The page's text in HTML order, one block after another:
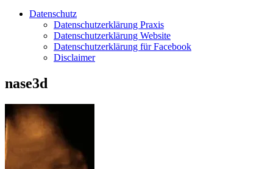
Datenschutz
Datenschutzerklärung Praxis
Datenschutzerklärung Website
Datenschutzerklärung für Facebook
Disclaimer
nase3d